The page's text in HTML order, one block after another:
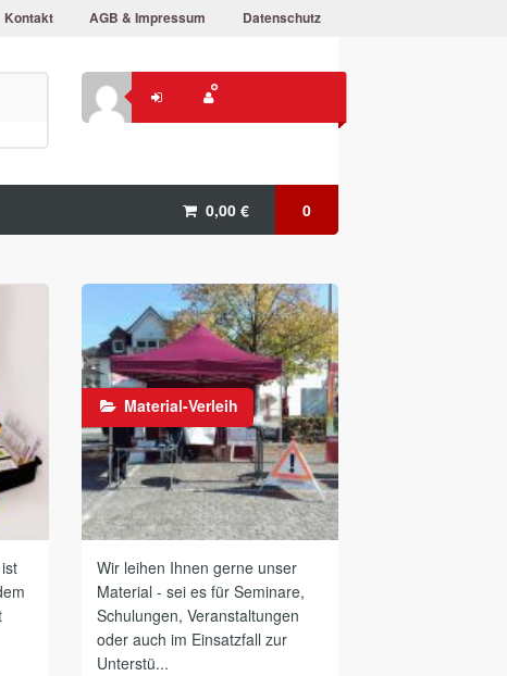
Kontakt AGB & Impressum Datenschutz
0,00 € 0
Material-Verleih
Wir leihen Ihnen gerne unser
Material - sei es für Seminare,
Schulungen, Veranstaltungen
oder auch im Einsatzfall zur
Unterstü...